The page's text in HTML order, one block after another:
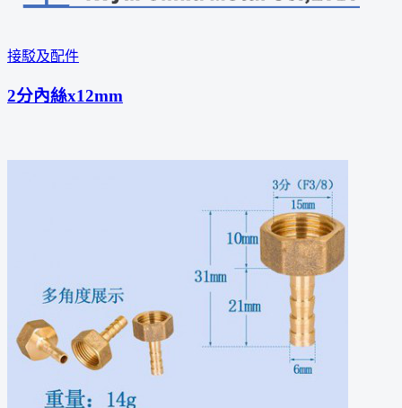
接駁及配件
2分內絲x12mm